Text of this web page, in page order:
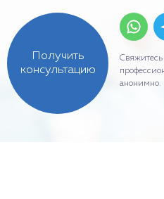
Получить
консультацию
анонимно.